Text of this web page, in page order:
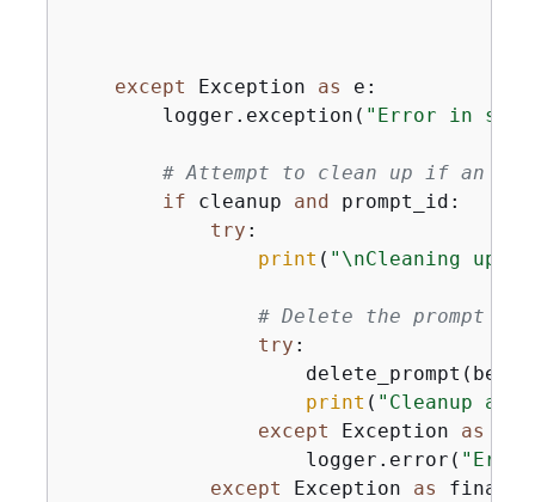
except Exception as e:
        logger.exception(
"Error in
# Attempt to clean up if an
if cleanup and prompt_id:
try :
print ( "\nCleaning up
# Delete the prompt
try :
print ( "Cleanup
except Exception as
                    logger.error(
except Exception as